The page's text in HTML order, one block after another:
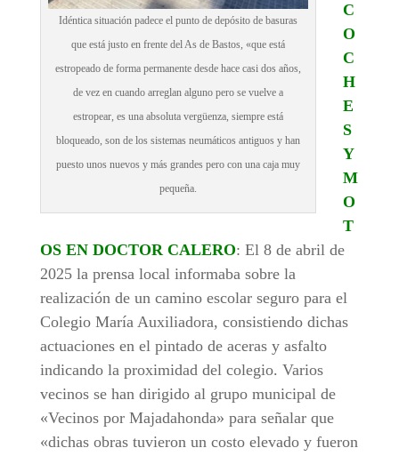
Idéntica situación padece el punto de depósito de basuras
que está justo en frente del As de Bastos, «que está
estropeado de forma permanente desde hace casi dos años,
de vez en cuando arreglan alguno pero se vuelve a
estropear, es una absoluta vergüenza, siempre está
bloqueado, son de los sistemas neumáticos antiguos y han
puesto unos nuevos y más grandes pero con una caja muy
pequeña.
C
O
C
H
E
S
Y
M
O
T
OS EN DOCTOR CALERO: El 8 de abril de
2025 la prensa local informaba sobre la
realización de un camino escolar seguro para el
Colegio María Auxiliadora, consistiendo dichas
actuaciones en el pintado de aceras y asfalto
indicando la proximidad del colegio. Varios
vecinos se han dirigido al grupo municipal de
«Vecinos por Majadahonda» para señalar que
«dichas obras tuvieron un costo elevado y fueron